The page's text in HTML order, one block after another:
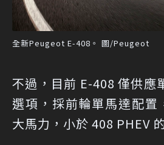
全新Peugeot E-408。 圖/Peugeot
不過，目前 E-408 僅供應
選項，採前輪單馬達配置
大馬力，小於 408 PHEV